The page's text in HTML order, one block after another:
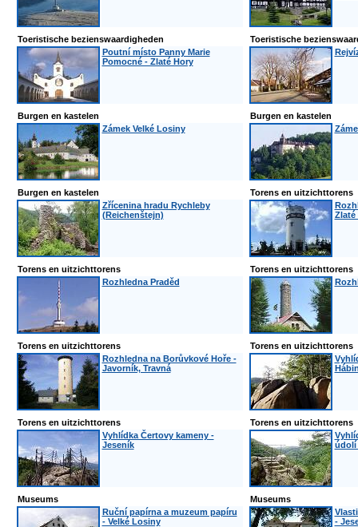
Toeristische bezienswaardigheden
Poutní místo Panny Marie
Pomocné - Zlaté Hory
Toeristische
Burgen en kastelen
Zámek Velké Losiny
Burgen en kastelen
Burgen en kastelen
Zřícenina hradu Rychleby
(Reichenštejn)
Torens en uitzichttorens
Zlaté
Torens en uitzichttorens
Rozhledna Praděd
Torens en uitzichttorens
Torens en uitzichttorens
Rozhledna na Borůvkové Hoře -
Javorník, Travná
Torens en uitzichttorens
Torens en uitzichttorens
Vyhlídka Čertovy kameny -
Jeseník
Torens en uitzichttorens
údolí
Museums
Ruční papírna a muzeum papíru
- Velké Losiny
Museums
-